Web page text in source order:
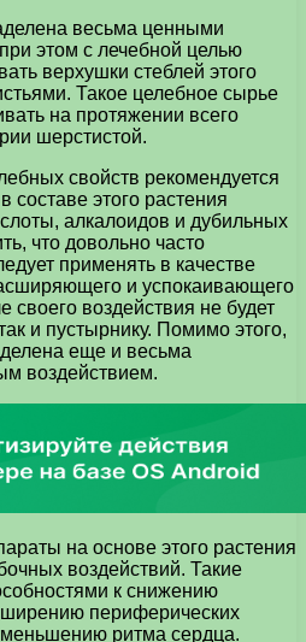
весьма ценными
этом с лечебной целью
верхушки стеблей этого
Такое целебное сырье
на протяжении всего
шерстистой.
свойств рекомендуется
составе этого растения
алкалоидов и дубильных
что довольно часто
применять в качестве
и успокаивающего
своего воздействия не будет
и пустырнику. Помимо этого,
еще и весьма
воздействием.
на основе этого растения
воздействий. Такие
к снижению
периферических
ритма сердца.